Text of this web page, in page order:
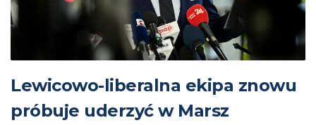
Lewicowo-liberalna ekipa znowu
próbuje uderzyć w Marsz